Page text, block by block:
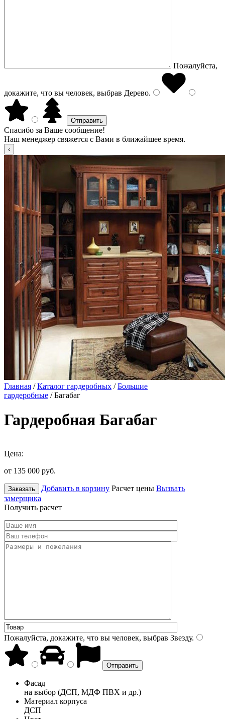
Пожалуйста,
докажите, что вы человек, выбрав Дерево.
Спасибо за Ваше сообщение!
Наш менеджер свяжется с Вами в ближайшее время.
Главная /Каталог гардеробных /Большие
гардеробные / Багабаг
Гардеробная Багабаг
Цена:
от 135 000 руб.
Заказать Добавить в корзину Расчет цены Вызвать
замерщика
Получить расчет
Пожалуйста, докажите, что вы человек, выбрав Звезду.
Фасад
на выбор (ДСП, МДФ ПВХ и др.)
Материал корпуса
ДСП